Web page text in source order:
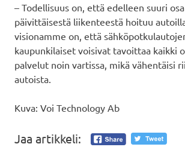
– Todellisuus on, että edelleen suuri
päivittäisestä liikenteestä hoituu
visionamme on, että
kaupunkilaiset voisivat tavoittaa kaikki
palvelut noin vartissa, mikä vähentäisi
autoista.
Kuva: Voi Technology Ab
Jaa artikkeli: